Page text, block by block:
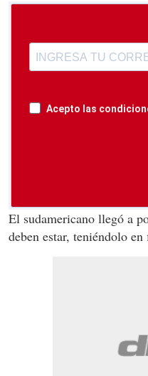
Acepto las
El sudamericano llegó a
deben estar, teniéndolo